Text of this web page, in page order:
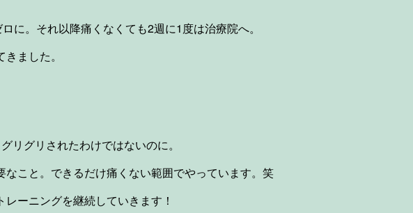
に。それ以降痛くなくても2週に1度は治療院へ。
ました。
リグリされたわけではないのに。
こと。できるだけ痛くない範囲でやっています。笑
ーニングを継続していきます！